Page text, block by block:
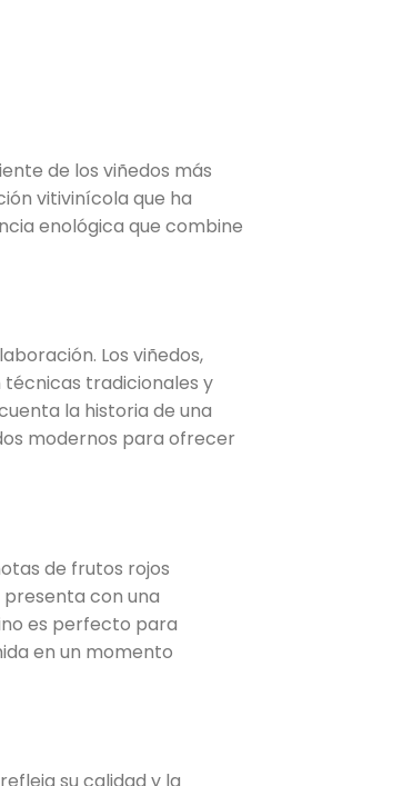
de los viñedos más
vitivinícola que ha
enológica que combine
Los viñedos,
técnicas tradicionales y
la historia de una
modernos para ofrecer
de frutos rojos
presenta con una
es perfecto para
en un momento